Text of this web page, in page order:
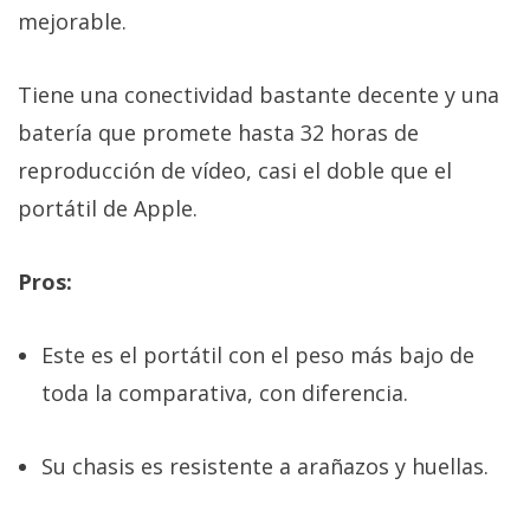
mejorable.
Tiene una conectividad bastante decente y una
batería que promete hasta 32 horas de
reproducción de vídeo, casi el doble que el
portátil de Apple.
Pros:
Este es el portátil con el peso más bajo de
toda la comparativa, con diferencia.
Su chasis es resistente a arañazos y huellas.